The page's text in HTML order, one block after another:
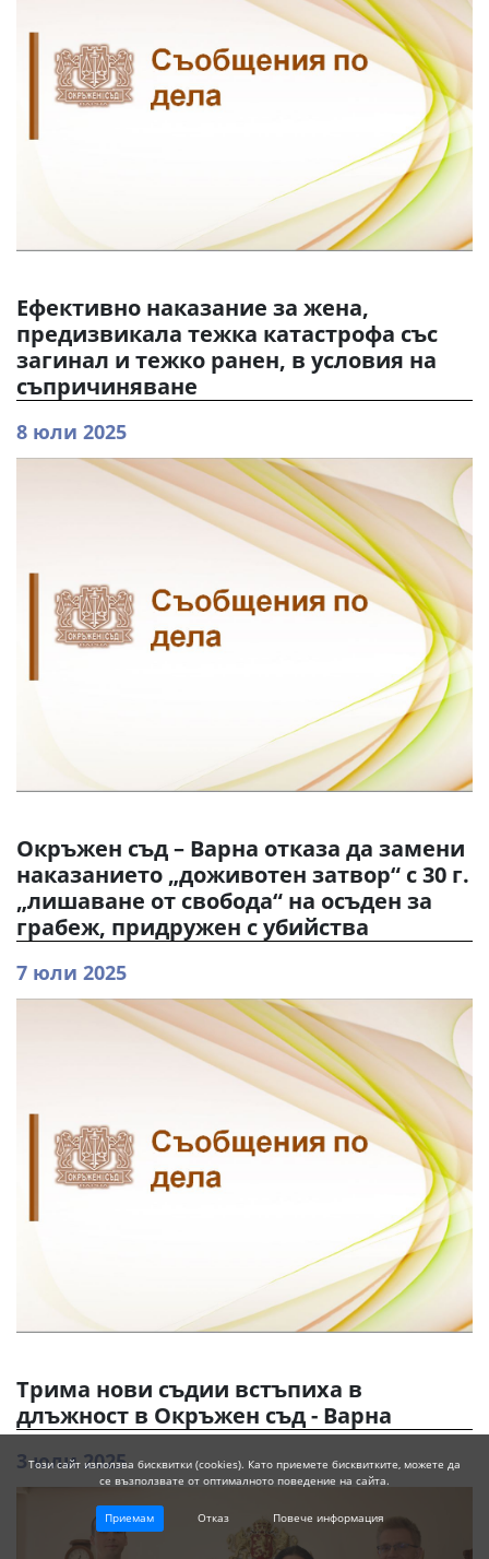
Ефективно наказание за жена,
предизвикала тежка катастрофа със
загинал и тежко ранен, в условия на
съпричиняване
8 юли 2025
Окръжен съд – Варна отказа да замени
наказанието „доживотен затвор“ с 30 г.
„лишаване от свобода“ на осъден за
грабеж, придружен с убийства
7 юли 2025
Трима нови съдии встъпиха в
длъжност в Окръжен съд - Варна
3 юли 2025
Този сайт използва бисквитки (cookies). Като приемете бисквитките, можете да
се възползвате от оптималното поведение на сайта.
Приемам Отказ Повече информация